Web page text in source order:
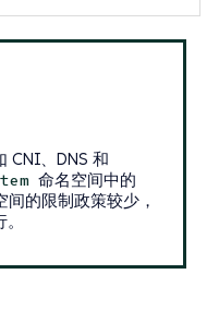
CNI、DNS 和
命名空间中的
的限制政策较少，